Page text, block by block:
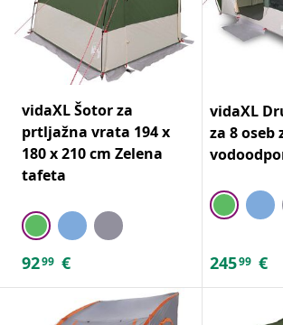
vidaXL Šotor za
prtljažna vrata 194 x
180 x 210 cm Zelena
tafeta
9299 €
vidaXL
za 8 oseb
24599 €